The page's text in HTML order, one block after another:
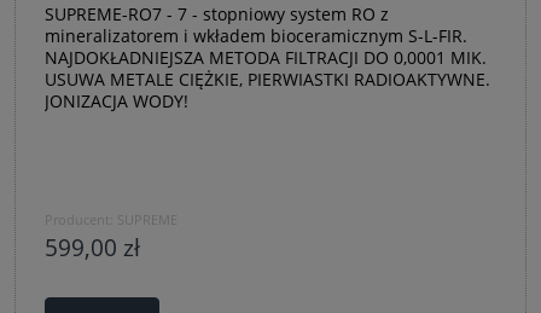
SUPREME-RO7 - 7 - stopniowy system RO z
mineralizatorem i wkładem bioceramicznym S-L-FIR.
NAJDOKŁADNIEJSZA METODA FILTRACJI DO 0,0001 MIK.
USUWA METALE CIĘŻKIE, PIERWIASTKI RADIOAKTYWNE.
JONIZACJA WODY!
Producent: SUPREME
599,00 zł